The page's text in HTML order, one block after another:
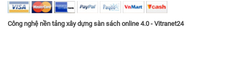
Công nghệ nền tảng xây dựng sàn sách online 4.0 - Vitranet24